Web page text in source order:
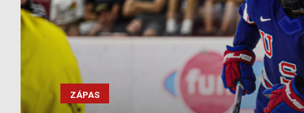
ZÁPAS